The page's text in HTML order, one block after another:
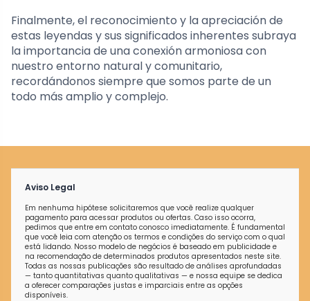
Finalmente, el reconocimiento y la apreciación de
estas leyendas y sus significados inherentes subraya
la importancia de una conexión armoniosa con
nuestro entorno natural y comunitario,
recordándonos siempre que somos parte de un
todo más amplio y complejo.
Aviso Legal
Em nenhuma hipótese solicitaremos que você realize qualquer
pagamento para acessar produtos ou ofertas. Caso isso ocorra,
pedimos que entre em contato conosco imediatamente. É fundamental
que você leia com atenção os termos e condições do serviço com o qual
está lidando. Nosso modelo de negócios é baseado em publicidade e
na recomendação de determinados produtos apresentados neste site.
Todas as nossas publicações são resultado de análises aprofundadas
— tanto quantitativas quanto qualitativas — e nossa equipe se dedica
a oferecer comparações justas e imparciais entre as opções
disponíveis.